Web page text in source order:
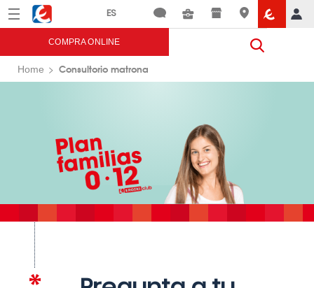
Menú Eroski
COMPRA ONLINE
Home Consultorio matrona